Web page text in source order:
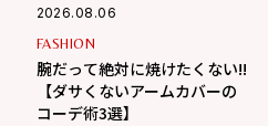
2026.08.06
FASHION
腕だって絶対に焼けたくない!!
【ダサくないアームカバーの
コーデ術3選】